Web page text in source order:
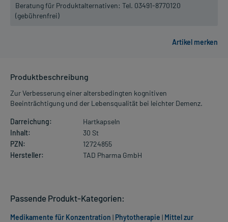
Beratung für Produktalternativen: Tel. 03491-8770120
(gebührenfrei)
Produktbeschreibung
Zur Verbesserung einer altersbedingten kognitiven
Beeinträchtigung und der Lebensqualität bei leichter Demenz.
Darreichung:
Hartkapseln
Inhalt:
30 St
PZN:
12724855
Hersteller:
TAD Pharma GmbH
Passende Produkt-Kategorien:
Medikamente für Konzentration | Phytotherapie | Mittel zur